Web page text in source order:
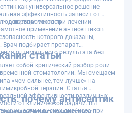
как универсальное решение
эффективность зависит от
протоколов.
на первом месте при лечении
применение антисептиков
которого доказаны,
Врач подбирает препарат
оптимального результата без
статьи
собой критический разбор роли
стоматологии. Мы смещаем
«чем сильнее, тем лучше» на
терапии. Статья
эффективности различных
от клинической задачи. Вы
и рисках дисбиоза при
почему антисептик